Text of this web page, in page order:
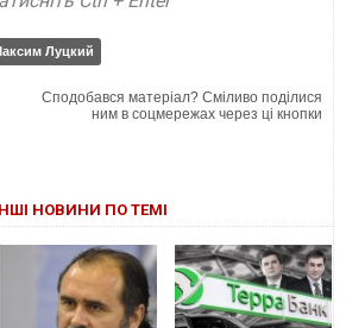
Луцкий
Сподобався матеріал? Сміливо поділися
ним в соцмережах через ці кнопки
НОВИНИ ПО ТЕМІ